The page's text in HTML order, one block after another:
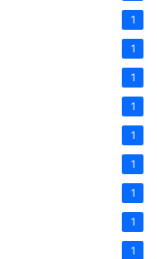
1
1
1
1
1
1
1
1
1